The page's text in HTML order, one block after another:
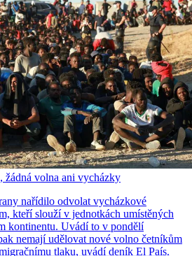
žádná volna ani vycházky
nařídilo odvolat vycházkové
kteří slouží v jednotkách umístěných
kontinentu. Uvádí to v pondělí
nemají udělovat nové volno četníkům
tlaku, uvádí deník El País.